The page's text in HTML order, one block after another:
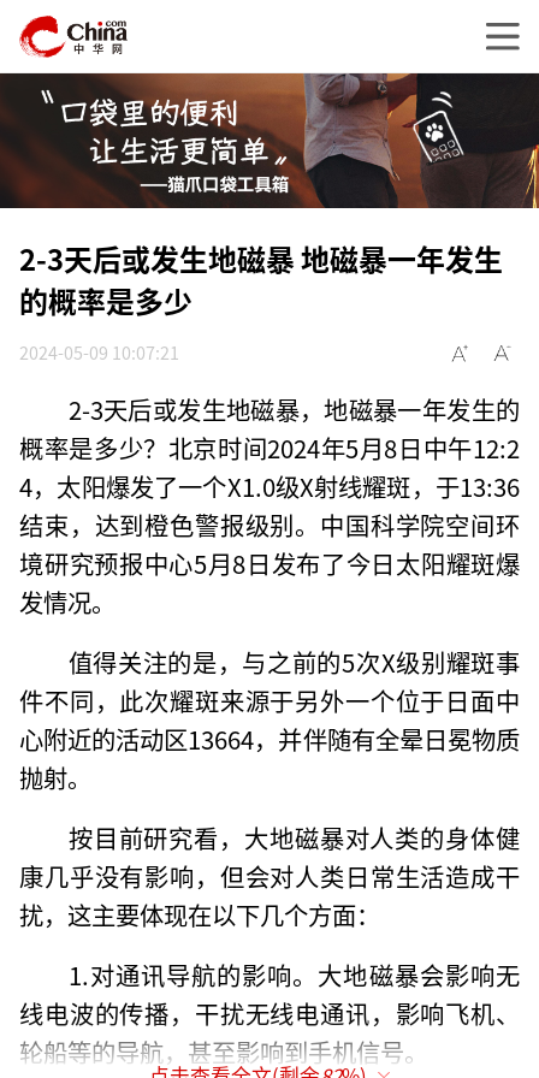
2-3天后或发生地磁暴 地磁暴一年发生
的概率是多少
2024-05-09 10:07:21
2-3天后或发生地磁暴，地磁暴一年发生的
概率是多少？北京时间2024年5月8日中午12:2
4，太阳爆发了一个X1.0级X射线耀斑，于13:36
结束，达到橙色警报级别。中国科学院空间环
境研究预报中心5月8日发布了今日太阳耀斑爆
发情况。
值得关注的是，与之前的5次X级别耀斑事
件不同，此次耀斑来源于另外一个位于日面中
心附近的活动区13664，并伴随有全晕日冕物质
抛射。
按目前研究看，大地磁暴对人类的身体健
康几乎没有影响，但会对人类日常生活造成干
扰，这主要体现在以下几个方面：
1.对通讯导航的影响。大地磁暴会影响无
线电波的传播，干扰无线电通讯，影响飞机、
轮船等的导航，甚至影响到手机信号。